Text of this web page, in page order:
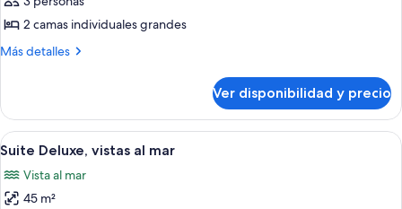
vistas
mar
+
1
2 camas individuales grandes
Más detalles
Más
vistas
al
mar
adultos
+
Ver disponibilidad y precio
Ver
todas
las
fotos
Una habitación de hotel moderna
8
Suite Deluxe, vistas al mar
Vista al mar
45 m²